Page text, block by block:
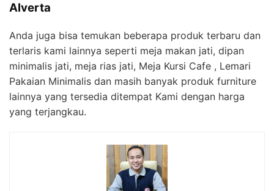
Alverta
Anda juga bisa temukan beberapa produk terbaru dan
terlaris kami lainnya seperti meja makan jati, dipan
minimalis jati, meja rias jati, Meja Kursi Cafe , Lemari
Pakaian Minimalis dan masih banyak produk furniture
lainnya yang tersedia ditempat Kami dengan harga
yang terjangkau.